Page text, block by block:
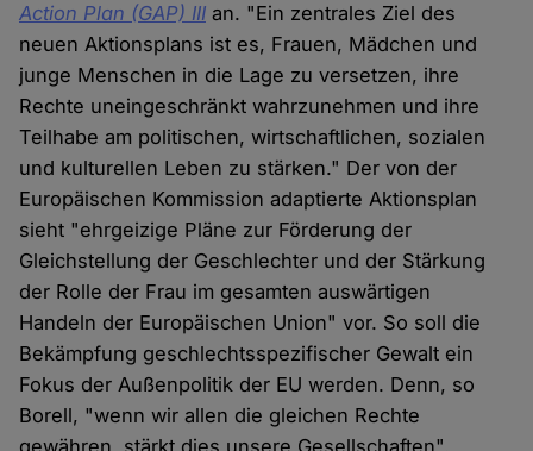
Action Plan (GAP) III an. "Ein zentrales Ziel des
neuen Aktionsplans ist es, Frauen, Mädchen und
junge Menschen in die Lage zu versetzen, ihre
Rechte uneingeschränkt wahrzunehmen und ihre
Teilhabe am politischen, wirtschaftlichen, sozialen
und kulturellen Leben zu stärken." Der von der
Europäischen Kommission adaptierte Aktionsplan
sieht "ehrgeizige Pläne zur Förderung der
Gleichstellung der Geschlechter und der Stärkung
der Rolle der Frau im gesamten auswärtigen
Handeln der Europäischen Union" vor. So soll die
Bekämpfung geschlechtsspezifischer Gewalt ein
Fokus der Außenpolitik der EU werden. Denn, so
Borell, "wenn wir allen die gleichen Rechte